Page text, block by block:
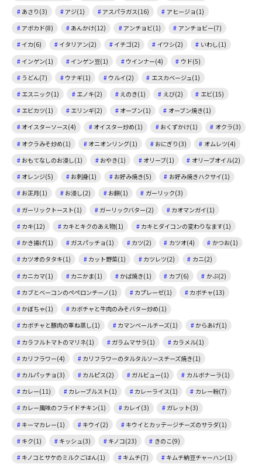
あさり(3)
アジ(1) アスパラガス(16)
アヒージョ(1)
アボカド(8)
あんかけ(12) アンチョビ(1)
アンチョビー(7)
イカ(6)
イタリアン(2) イチゴ(2) イワシ(2)
いわし(1)
インゲン(1)
インゲン豆(1) ウインナー(4)
ウド(5)
うどん(7)
ウナギ(1) ウルイ(2)
エスカベージュ(1)
エスニック(1)
エノキ(2) えのき(1) えび(2)
エビ(15)
エビカツ(1)
エリンギ(2) オーブン(1)
オーブン焼き(1)
オイスターソース(4)
オイスター炒め(1) おくずかけ(1)
オクラ(3)
オクラみそ炒め(1)
オニオンリング(1) おにぎり(3)
オムレツ(4)
おもてなしのお浸し(1)
おやき(1) オリーブ(1)
オリーブオイル(2)
オレンジ(5)
お刺身(1) お好み焼き(5)
お好み焼きハクサイ(1)
お正月(1)
お浸し(2) お餅(1)
ガーリック(3)
ガーリックトースト(1)
ガーリックバター(2)
カオマンガイ(1)
カキ(12)
カキとキクのあえ物(1)
カキとダイコンの変わりなます(1)
かき揚げ(1)
ガスパッチョ(1) カツ(2) カツオ(4)
かつお(1)
カツオのタタキ(1)
カット野菜(1) カツレツ(2)
カニ(2)
カニカマ(1)
カニかま(1) かば焼き(1) カブ(6)
かぶ(2)
カブとベーコンのペペロンチーノ(1)
カプレーゼ(1)
カボチャ(13)
かぼちゃ(1)
カボチャと牛肉のみそバター炒め(1)
カボチャと豚肉の重ね蒸し(1)
カマンベールチーズ(1)
からあげ(1)
カラフルトマトのマリネ(1)
ガラムマサラ(1)
カラメル(1)
カリフラワー(4)
カリフラワーのタルタルソースチーズ焼き(1)
カルパッチョ(3)
カルピス(2) ガルビュー(1)
カルボナーラ(1)
カレー(11)
カレーブルスト(1) カレーライス(1)
カレー粉(7)
カレー風味のフライドチキン(1)
カレイ(3)
ガレット(3)
キーマカレー(1)
キウイ(2)
キウイとカッテージチーズのサラダ(1)
キク(1)
キッシュ(3) キノコ(23)
きのこ(9)
キノコとサケのミルクごはん(1)
キムチ(7)
キムチ納豆チャーハン(1)